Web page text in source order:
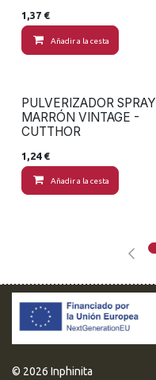
1,37 €
Añadir a la cesta
PULVERIZADOR SPRAY
MARRÓN VINTAGE -
CUTTHOR
1,24€
Añadir a la cesta
© 2026 Inphinita